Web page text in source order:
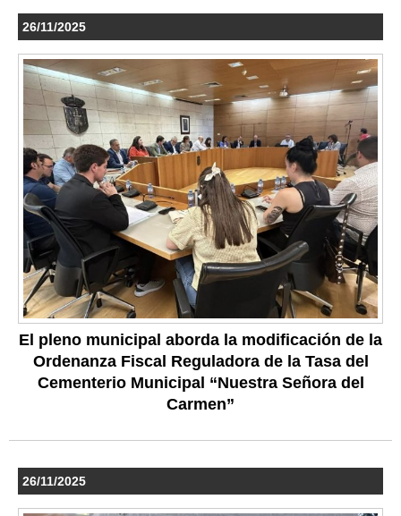
26/11/2025
El pleno municipal aborda la modificación de la
Ordenanza Fiscal Reguladora de la Tasa del
Cementerio Municipal “Nuestra Señora del
Carmen”
26/11/2025